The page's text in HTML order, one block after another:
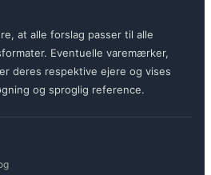
at alle forslag passer til alle
Eventuelle varemærker,
deres respektive ejere og vises
og sproglig reference.